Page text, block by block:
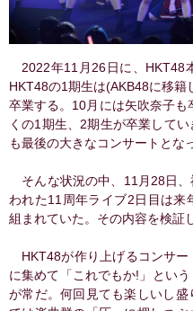
2022年11月26日に、HKT48
HKT48の1期生は(AKB48に移
卒業する。10月には矢吹奈子
くの1期生、2期生が卒業して
も最後の大きなコンサートとな
そんな状況の中、11月28日
われた11周年ライブ2日目は来
組まれていた。その内容を検証
HKT48が作り上げるコンサー
に集めて「これでもか!」とい
が常だ。何回見ても楽しいし